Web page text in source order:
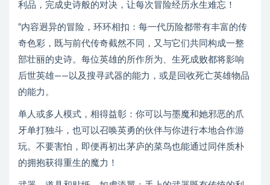
利品，完成史诗般的对决，让每次冒险经历永生难忘！
“内容迥异的冒险，环环相扣：每一代历险都带有丰富的传
奇色彩，既与前代传奇截然不同，又与它们共同构成一整
部壮丽的史诗。每位英雄的所作所为、生死成败都将影响
后世英雄——以及搜寻武器的能力，或是回收死亡英雄物品
的能力。
单人或多人模式，相得益彰：你可以与墨魔和她邪恶的爪
牙单打独斗，也可以召唤英勇的伙伴与你进行本地合作游
玩。不要害怕，即便再初出茅庐的菜鸟也能通过同伴质朴
的拥抱获得重生的魔力！